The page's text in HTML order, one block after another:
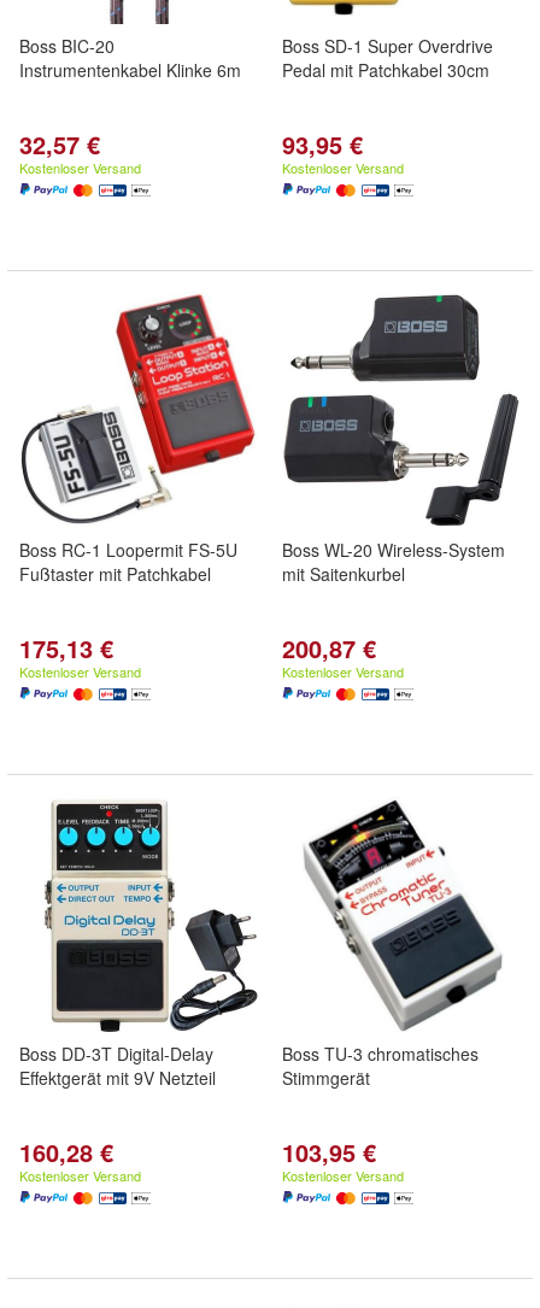
Boss BIC-20
Instrumentenkabel Klinke 6m
32,57 €
Kostenloser Versand
Boss SD-1 Super Overdrive
Pedal mit Patchkabel 30cm
93,95 €
Kostenloser Versand
Boss RC-1 Loopermit FS-5U
Fußtaster mit Patchkabel
175,13 €
Kostenloser Versand
Boss WL-20 Wireless-System
mit Saitenkurbel
200,87 €
Kostenloser Versand
Boss DD-3T Digital-Delay
Effektgerät mit 9V Netzteil
160,28 €
Kostenloser Versand
Boss TU-3 chromatisches
Stimmgerät
103,95 €
Kostenloser Versand